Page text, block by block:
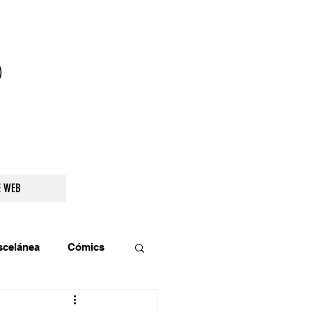
WEB
Cómics